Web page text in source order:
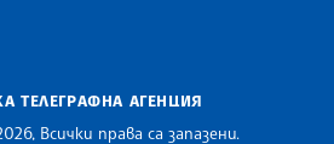
ТЕЛЕГРАФНА АГЕНЦИЯ
Всички права са запазени.